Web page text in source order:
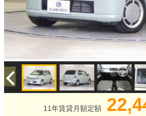
11年賃貸月額定額